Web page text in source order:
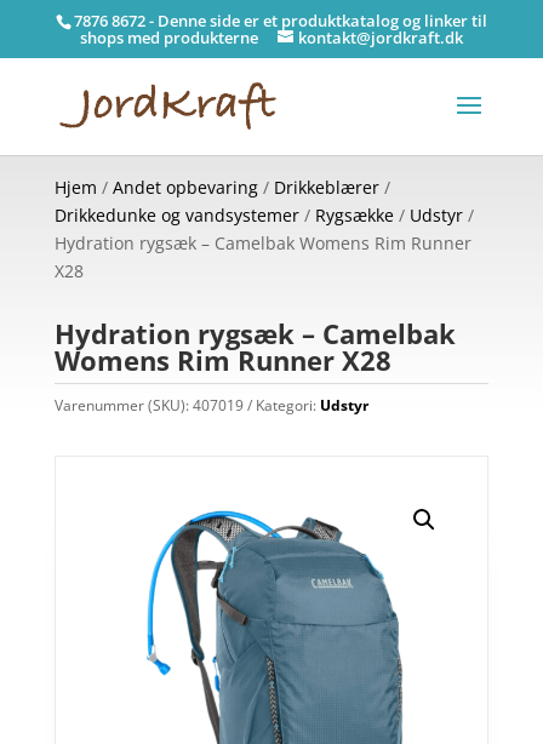
7876 8672 - Denne side er et produktkatalog og linker til
shops med produkterne kontakt@jordkraft.dk
Hjem / Andet opbevaring/ Drikkeblærer/
Drikkedunke og vandsystemer/ Rygsække/ Udstyr/
Hydration rygsæk – Camelbak Womens Rim Runner
X28
Hydration rygsæk – Camelbak
Womens Rim Runner X28
Varenummer (SKU):407019 Kategori: Udstyr